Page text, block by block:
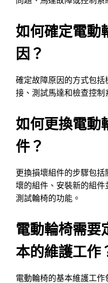
如何確定電動
因？
確定故障原因的方式包
接、測試馬達和檢查控制
如何更換電動
件？
更換損壞組件的步驟包
壞的組件、安裝新的組
測試輪椅的功能。
電動輪椅需要
本的維護工作
電動輪椅的基本維護工